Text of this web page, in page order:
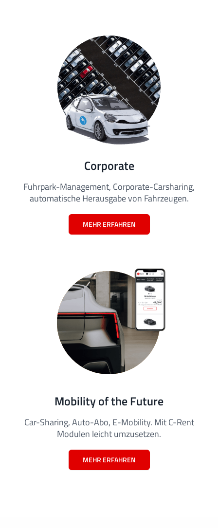
Corporate
Fuhrpark-Management, Corporate-Carsharing,
automatische Herausgabe von Fahrzeugen.
MEHR ERFAHREN
Mobility of the Future
Car-Sharing, Auto-Abo, E-Mobility. Mit C-Rent
Modulen leicht umzusetzen.
MEHR ERFAHREN